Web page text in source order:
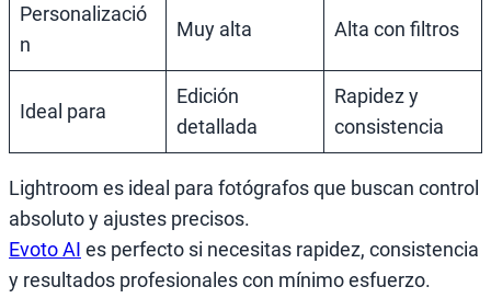
Personalizació
n
Muy alta Alta con filtros
Ideal para
Edición
detallada
Rapidez y
consistencia
Lightroom es ideal para fotógrafos que buscan control
absoluto y ajustes precisos.
Evoto AI es perfecto si necesitas rapidez, consistencia
y resultados profesionales con mínimo esfuerzo.